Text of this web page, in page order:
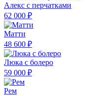
Алекс с перчатками
62 000 ₽
Матти
48 600 ₽
Люка с болеро
59 000 ₽
Рем